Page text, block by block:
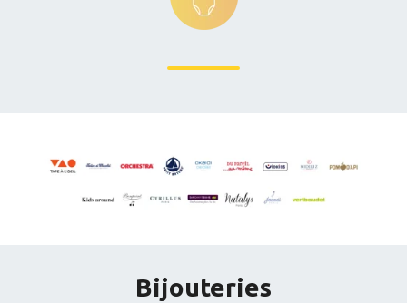
Bijouteries